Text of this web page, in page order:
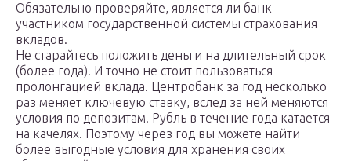
Обязательно проверяйте, является ли банк
участником государственной системы страхования
вкладов.
Не старайтесь положить деньги на длительный срок
(более года). И точно не стоит пользоваться
пролонгацией вклада. Центробанк за год несколько
раз меняет ключевую ставку, вслед за ней меняются
условия по депозитам. Рубль в течение года катается
на качелях. Поэтому через год вы можете найти
более выгодные условия для хранения своих